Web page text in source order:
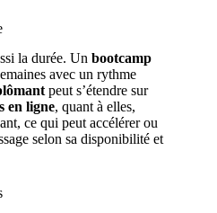
la durée. Un bootcamp
avec un rythme
peut s’étendre sur
en ligne, quant à elles,
ce qui peut accélérer ou
selon sa disponibilité et